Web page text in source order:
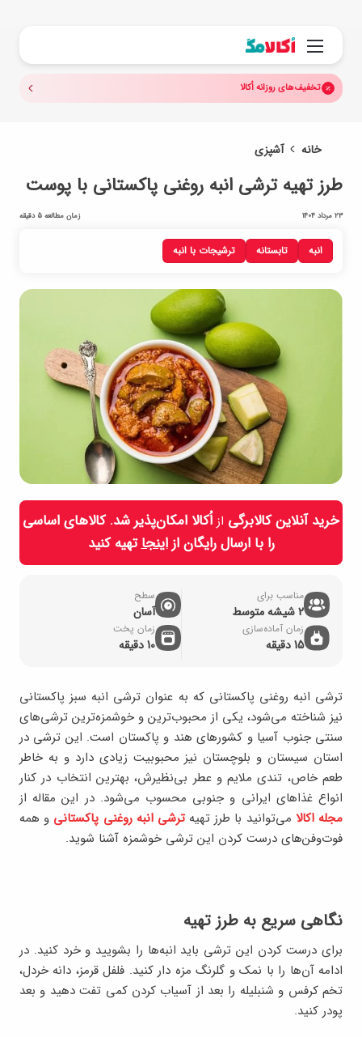
منو
تخفیف‌های روزانه اُکالا
خانه آشپزی
انبه تابستانه ترشیجات با انبه
طرز تهیه ترشی انبه روغنی پاکستانی با پوست
23 مرداد 1404 زمان مطالعه 5 دقیقه
خرید آنلاین کالابرگی از اُکالا امکان‌پذیر شد. کالاهای اساسی
را با ارسال رایگان ازاینجاتهیه کنید
مناسب برای
2 شیشه متوسط
سطح
آسان
زمان آماده‌سازی
15 دقیقه
زمان پخت
10 دقیقه
ترشی انبه روغنی پاکستانی که به عنوان ترشی انبه سبز پاکستانی
نیز شناخته می‌شود، یکی از محبوب‌ترین و خوشمزه‌ترین ترشی‌های
سنتی جنوب آسیا و کشورهای هند و پاکستان است. این ترشی در
استان سیستان و بلوچستان نیز محبوبیت زیادی دارد و به خاطر
طعم خاص، تندی ملایم و عطر بی‌نظیرش، بهترین انتخاب در کنار
انواع غذاهای ایرانی و جنوبی محسوب می‌شود. در این مقاله از
مجله اکالا می‌توانید با طرز تهیهترشی انبه روغنی پاکستانی و همه
فوت‌وفن‌های درست کردن این ترشی خوشمزه آشنا شوید.
نگاهی سریع به طرز تهیه
برای درست کردن این ترشی باید انبه‌ها را بشویید و خرد کنید. در
ادامه آن‌ها را با نمک و گلرنگ مزه دار کنید. فلفل قرمز، دانه خردل،
تخم کرفس و شنبلیله را بعد از آسیاب کردن کمی تفت دهید و بعد
پودر کنید.